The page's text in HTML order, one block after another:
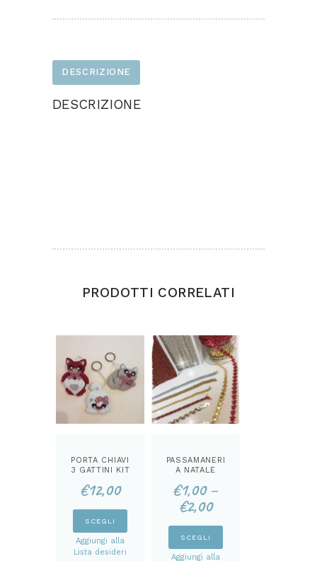
DESCRIZIONE
DESCRIZIONE
PRODOTTI CORRELATI
PORTA CHIAVI
3 GATTINI KIT
€12,00
SCEGLI
Aggiungi alla
Lista desideri
PASSAMANERI
A NATALE
€1,00–
€2,00
SCEGLI
Aggiungi alla